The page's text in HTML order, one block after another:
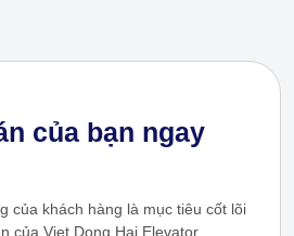
của bạn ngay
của khách hàng là mục tiêu cốt lõi
của Viet Dong Hai Elevator.